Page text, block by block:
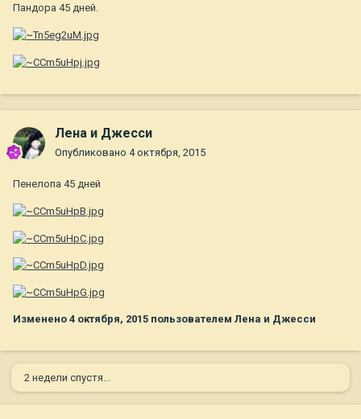
Пандора 45 дней.
Лена и Джесси
Опубликовано 4 октября, 2015
Пенелопа 45 дней
Изменено 4 октября, 2015 пользователем Лена и Джесси
2 недели спустя...